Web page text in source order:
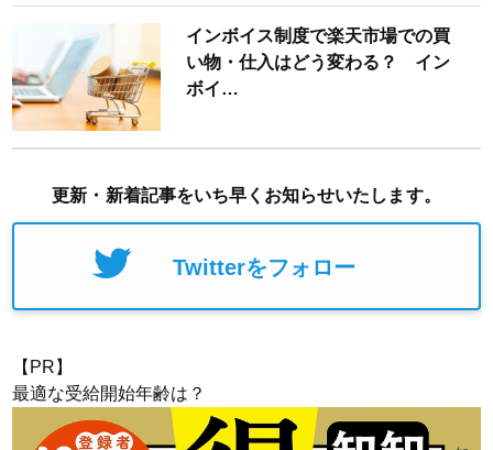
インボイス制度で楽天市場での買
い物・仕入はどう変わる？ イン
ボイ…
更新・新着記事をいち早くお知らせいたします。
Twitterをフォロー
【PR】
最適な受給開始年齢は？